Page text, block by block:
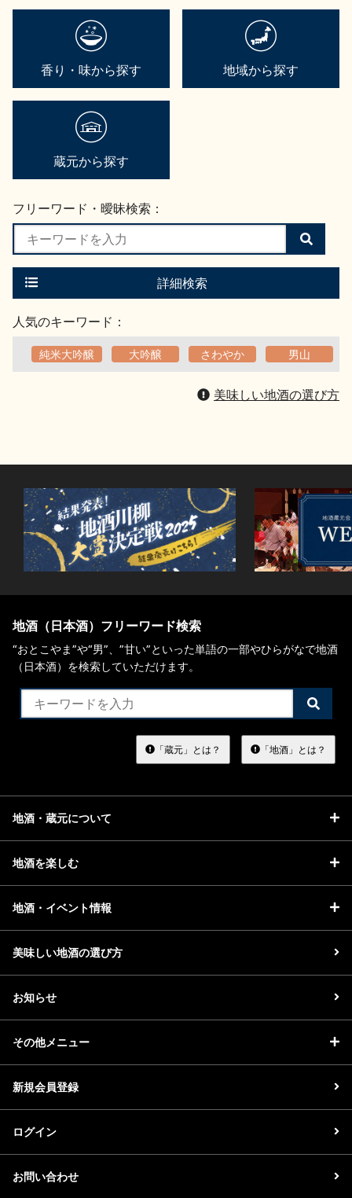
香り・味から探す 地域から探す
蔵元から探す
フリーワード・曖昧検索：
検
索
す
詳細検索
人気のキーワード：
純米大吟醸 大吟醸 さわやか 男山
美味しい地酒の選び方
地酒（日本酒）フリーワード検索
“おとこやま”や“男”、”甘い”といった単語の一部やひらがなで地酒
（日本酒）を検索していただけます。
検
索
る
「蔵元」とは？ 「地酒」とは？
地酒・蔵元について
地酒を楽しむ
地酒・イベント情報
美味しい地酒の選び方
お知らせ
その他メニュー
新規会員登録
ログイン
お問い合わせ